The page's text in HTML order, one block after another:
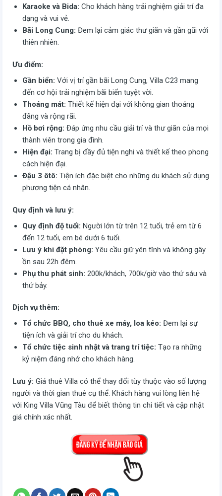
Karaoke và Bida: Cho khách hàng trải nghiệm giải trí đa
dạng và vui vẻ.
Bãi Long Cung: Đem lại cảm giác thư giãn và gần gũi với
thiên nhiên.
Ưu điểm:
Gần biển: Với vị trí gần bãi Long Cung, Villa C23 mang
đến cơ hội trải nghiệm bãi biển tuyệt vời.
Thoáng mát: Thiết kế hiện đại với không gian thoáng
đãng và rộng rãi.
Hồ bơi rộng: Đáp ứng nhu cầu giải trí và thư giãn của mọi
thành viên trong gia đình.
Hiện đại: Trang bị đầy đủ tiện nghi và thiết kế theo phong
cách hiện đại.
Đậu 3 ôtô: Tiện ích đặc biệt cho những du khách sử dụng
phương tiện cá nhân.
Quy định và lưu ý:
Quy định độ tuổi: Người lớn từ trên 12 tuổi, trẻ em từ 6
đến 12 tuổi, em bé dưới 6 tuổi.
Lưu ý khi đặt phòng: Yêu cầu giữ yên tĩnh và không gây
ồn sau 22h đêm.
Phụ thu phát sinh: 200k/khách, 700k/giờ vào thứ sáu và
thứ bảy.
Dịch vụ thêm:
Tổ chức BBQ, cho thuê xe máy, loa kéo: Đem lại sự
tiện ích và giải trí cho du khách.
Tổ chức tiệc sinh nhật và trang trí tiệc: Tạo ra những
kỷ niệm đáng nhớ cho khách hàng.
Lưu ý: Giá thuê Villa có thể thay đổi tùy thuộc vào số lượng
người và thời gian thuê cụ thể. Khách hàng vui lòng liên hệ
với King Villa Vũng Tàu để biết thông tin chi tiết và cập nhật
giá chính xác nhất.